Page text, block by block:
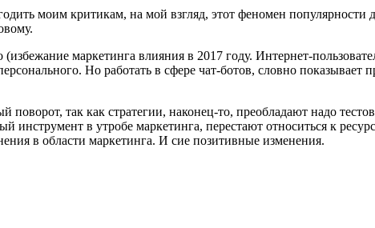
моим критикам, на мой взгляд, этот феномен популярности
маркетинга влияния в 2017 году. Интернет-
Но работать в сфере чат-ботов, словно показывает
так как стратегии, наконец-то, преобладают надо
в утробе маркетинга, перестают относиться к
в области маркетинга. И сие позитивные изменения.